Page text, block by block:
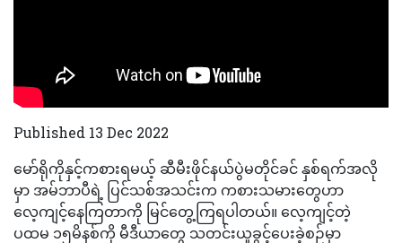
Published 13 Dec 2022
မော်ရိုကိုနှင့်ကစားရမယ့် ဆီမီးဖိုင်နယ်ပွဲမတိုင်ခင် နှစ်ရက်အလို
မှာ အမ်ဘာပီရဲ့ ပြင်သစ်အသင်းက ကစားသမားတွေဟာ
လေ့ကျင့်နေကြတာကို မြင်တွေ့ကြရပါတယ်။ လေ့ကျင့်တဲ့
ပထမ ၁၅မိနစ်ကို မီဒီယာတွေ သတင်းယူခွင့်ပေးခဲ့စဉ်မှာ